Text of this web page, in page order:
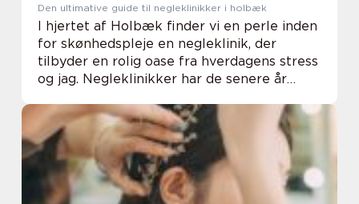
Den ultimative guide til negleklinikker i holbæk
I hjertet af Holbæk finder vi en perle inden
for skønhedspleje en negleklinik, der
tilbyder en rolig oase fra hverdagens stress
og jag. Negleklinikker har de senere år
dem, der &oslas...